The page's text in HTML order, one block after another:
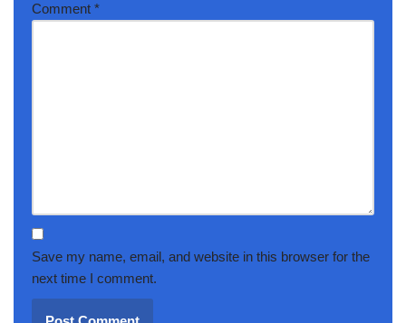
Comment *
Save my name, email, and website in this browser for the
next time I comment.